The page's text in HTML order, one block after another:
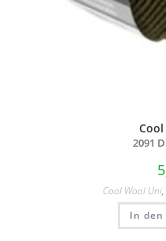
2091
Cool Wool Uni,
In den